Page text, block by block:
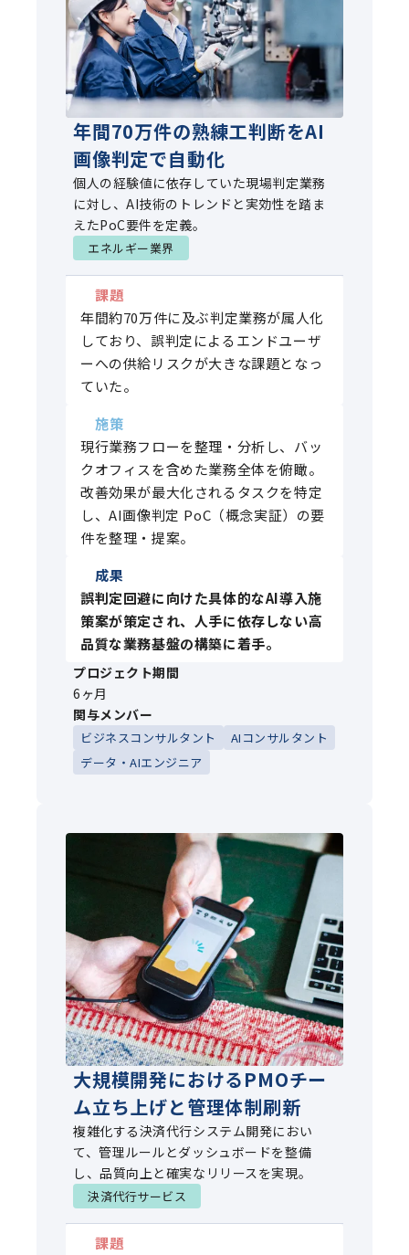
年間70万件の熟練工判断をAI
画像判定で自動化
個人の経験値に依存していた現場判定業務
に対し、AI技術のトレンドと実効性を踏ま
えたPoC要件を定義。
エネルギー業界
課題
年間約70万件に及ぶ判定業務が属人化
しており、誤判定によるエンドユーザ
ーへの供給リスクが大きな課題となっ
ていた。
施策
現行業務フローを整理・分析し、バッ
クオフィスを含めた業務全体を俯瞰。
改善効果が最大化されるタスクを特定
し、AI画像判定 PoC（概念実証）の要
件を整理・提案。
成果
誤判定回避に向けた具体的なAI導入施
策案が策定され、人手に依存しない高
品質な業務基盤の構築に着手。
プロジェクト期間
6ヶ月
関与メンバー
ビジネスコンサルタント
AIコンサルタント
データ・AIエンジニア
大規模開発におけるPMOチー
ム立ち上げと管理体制刷新
複雑化する決済代行システム開発におい
て、管理ルールとダッシュボードを整備
し、品質向上と確実なリリースを実現。
決済代行サービス
課題